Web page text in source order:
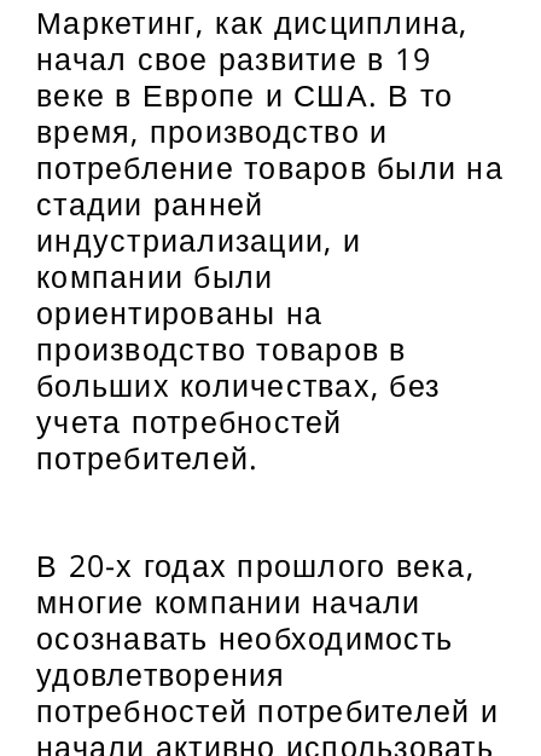
Маркетинг, как дисциплина,
начал свое развитие в 19
веке в Европе и США. В то
время, производство и
потребление товаров были на
стадии ранней
индустриализации, и
компании были
ориентированы на
производство товаров в
больших количествах, без
учета потребностей
потребителей.
В 20-х годах прошлого века,
многие компании начали
осознавать необходимость
удовлетворения
потребностей потребителей и
начали активно использовать